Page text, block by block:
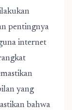
pentingnya
internet
yang
bahwa